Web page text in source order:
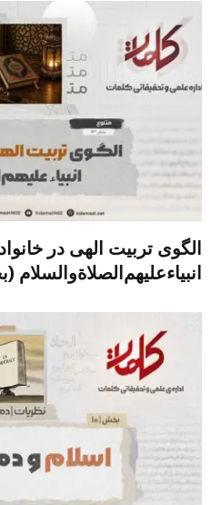
الگوی تربیت الهی در
انبیاءعلیهم‌الصلاةو‌السلام